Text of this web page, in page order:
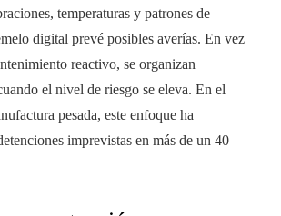
temperaturas y patrones de
digital prevé posibles averías. En vez
reactivo, se organizan
el nivel de riesgo se eleva. En el
pesada, este enfoque ha
imprevistas en más de un 40